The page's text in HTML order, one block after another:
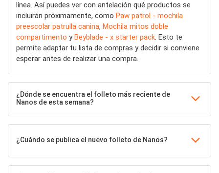
línea. Así puedes ver con antelación qué productos se
incluirán próximamente, como Paw patrol - mochila
preescolar patrulla canina, Mochila mitos doble
compartimento yBeyblade - x starter pack. Esto te
permite adaptar tu lista de compras y decidir si conviene
esperar antes de realizar una compra.
¿Dónde se encuentra el folleto más reciente de
Nanos de esta semana?
¿Cuándo se publica el nuevo folleto de Nanos?